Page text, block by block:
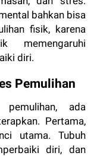
bahkan bisa
fisik, karena
memengaruhi
diri.
Pemulihan
pemulihan, ada
Pertama,
utama. Tubuh
diri, dan